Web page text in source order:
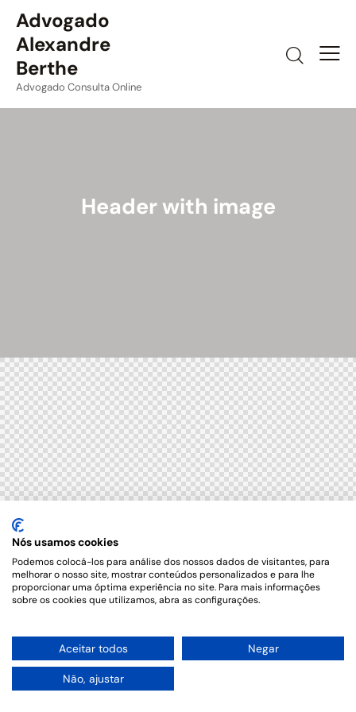
Advogado
Alexandre
Berthe
Advogado Consulta Online
Header with image
Nós usamos cookies
Podemos colocá-los para análise dos nossos dados de visitantes, para
melhorar o nosso site, mostrar conteúdos personalizados e para lhe
proporcionar uma óptima experiência no site. Para mais informações
sobre os cookies que utilizamos, abra as configurações.
Aceitar todos Negar
Não, ajustar